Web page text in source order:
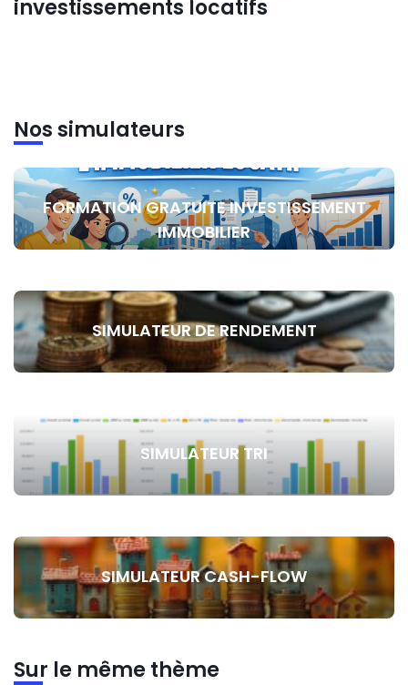
investissements locatifs
Nos simulateurs
FORMATION GRATUITE INVESTISSEMENT
IMMOBILIER
SIMULATEUR DE RENDEMENT
SIMULATEUR TRI
SIMULATEUR CASH-FLOW
Sur le même thème